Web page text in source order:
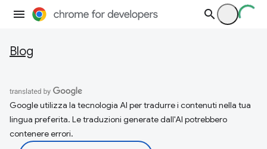
Blog
Google utilizza la tecnologia AI per tradurre i contenuti nella tua
lingua preferita. Le traduzioni generate dall'AI potrebbero
contenere errori.